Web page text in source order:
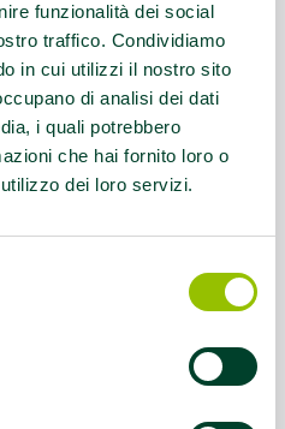
funzionalità dei social
traffico. Condividiamo
in cui utilizzi il nostro sito
di analisi dei dati
i quali potrebbero
che hai fornito loro o
dei loro servizi.
- info@aibxc.it
a:CECHI E IPOVEDENTI -
si trova inDisabilità e sport